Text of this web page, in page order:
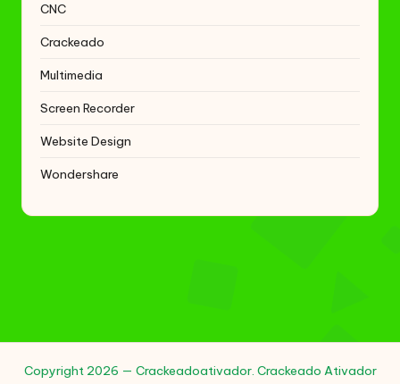
CNC
Crackeado
Multimedia
Screen Recorder
Website Design
Wondershare
Copyright 2026 — Crackeadoativador. Crackeado Ativador